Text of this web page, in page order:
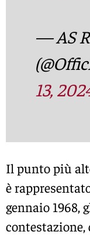
— AS
13,
Il punto più
è
gennaio 1968,
contestazione,